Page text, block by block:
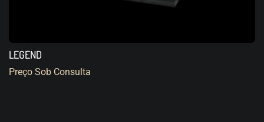
LEGEND
Preço Sob Consulta